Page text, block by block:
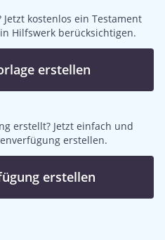
kostenlos ein Testament
Hilfswerk berücksichtigen.
erstellen
erstellt? Jetzt einfach und
erstellen.
erstellen